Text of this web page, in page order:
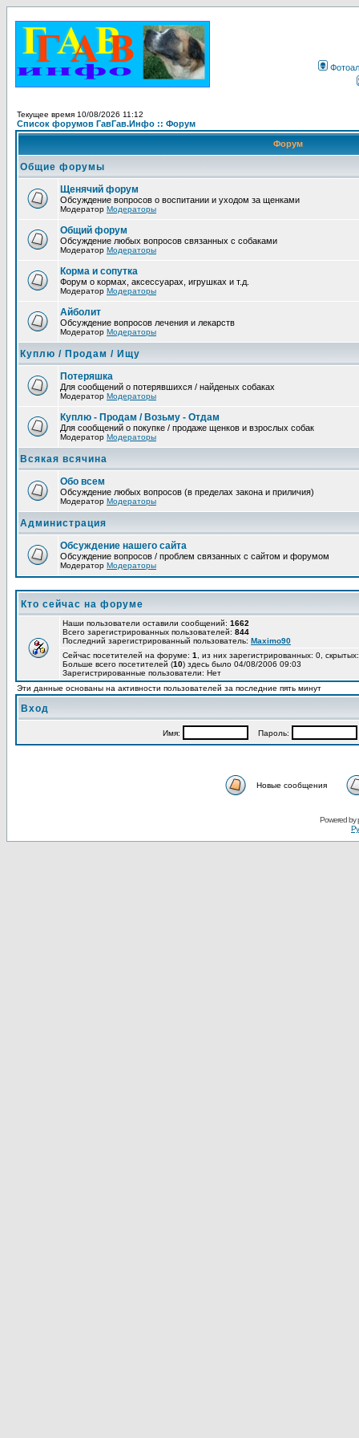
Текущее время 10/08/2026 11:12
Список форумов ГавГав.Инфо :: Форум
Форум
Общие форумы
Щенячий форум
Обсуждение вопросов о воспитании и уходом за щенками
Модератор Модераторы
Общий форум
Обсуждение любых вопросов связанных с собаками
Модератор Модераторы
Корма и сопутка
Форум о кормах, аксессуарах, игрушках и т.д.
Модератор Модераторы
Айболит
Обсуждение вопросов лечения и лекарств
Модератор Модераторы
Куплю / Продам / Ищу
Потеряшка
Для сообщений о потерявшихся / найденых собаках
Модератор Модераторы
Куплю - Продам / Возьму - Отдам
Для сообщений о покупке / продаже щенков и взрослых собак
Модератор Модераторы
Всякая всячина
Обо всем
Обсуждение любых вопросов (в пределах закона и приличия)
Модератор Модераторы
Администрация
Обсуждение нашего сайта
Обсуждение вопросов / проблем связанных с сайтом и форумом
Модератор Модераторы
Кто сейчас на форуме
Наши пользователи оставили сообщений: 1662
Всего зарегистрированных пользователей: 844
Последний зарегистрированный пользователь: Maximo90
Сейчас посетителей на форуме: 1
, из них зарегистрированных: 0,
Больше всего посетителей (10) здесь было 04/08/2006 09:03
Зарегистрированные пользователи: Нет
Эти данные основаны на активности пользователей за последние пять минут
Вход
Имя: Пароль:
Новые сообщения
Powered by